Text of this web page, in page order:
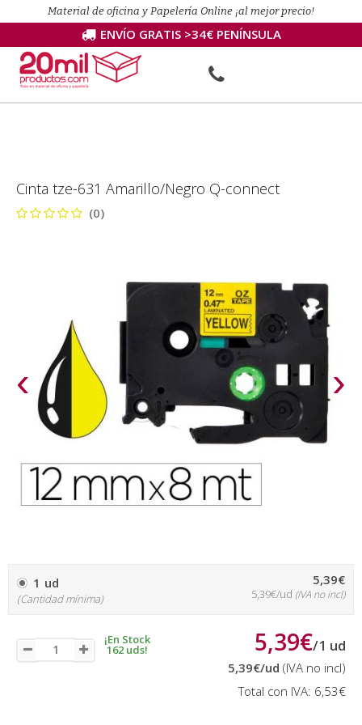
Material de oficina y Papelería Online ¡al mejor precio!
ENVÍO GRATIS >34€ PENÍNSULA
Cinta tze-631 Amarillo/Negro Q-connect
(0)
‹ ›
1 ud
(Cantidad mínima)
5,39€
5,39€/ud (IVA no incl)
¡En Stock
162 uds! 5,39€/1 ud
5,39€/ud (IVA no incl)
Total con IVA: 6,53€